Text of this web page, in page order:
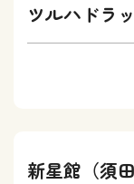
ツルハドラ
新星館（須